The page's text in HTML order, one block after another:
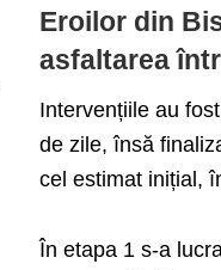
Eroilor din
asfaltarea
Intervențiile au
de zile, însă
cel estimat inițial,
În etapa 1 s-a